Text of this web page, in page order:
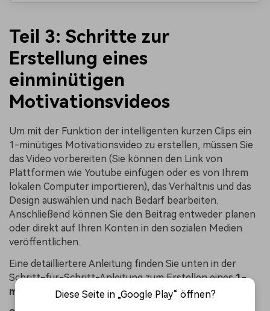
Teil 3: Schritte zur
Erstellung eines
einminütigen
Motivationsvideos
Um mit der Funktion der intelligenten kurzen Clips ein
1-minütiges Motivationsvideo zu erstellen, müssen Sie
das Video vorbereiten (Sie können den Link von
Plattformen wie Youtube einfügen oder es von Ihrem
lokalen Computer importieren), das Verhältnis und das
Design auswählen und nach Bedarf bearbeiten.
Anschließend können Sie den Beitrag entweder planen
oder direkt auf Ihren Konten in den sozialen Medien
veröffentlichen.
Eine detailliertere Anleitung finden Sie unten in der
Schritt-für-Schritt-Anleitung zum Erstellen eines1-
minütigen Inspirationsvideos:
Diese Seite in „Google Play“ öffnen?